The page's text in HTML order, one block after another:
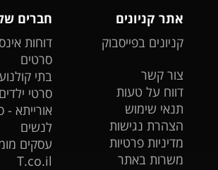
אתר קניונים
קניונים בפייסבוק
צור קשר
דווח על טעות
תנאי שימוש
הצהרת נגישות
מדיניות פרטיות
משרות באתר
חברים
דוחות
סרטים
בתי קולנוע
סרטי ילדים
אורייתא -
לנשים
עסקים
T.co.il